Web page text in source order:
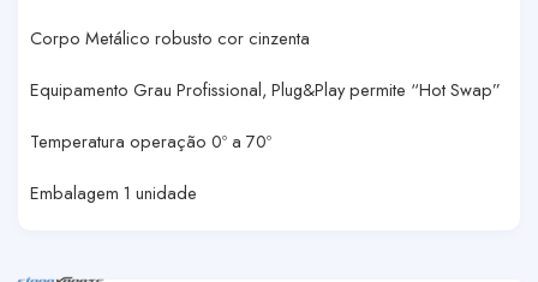
Corpo Metálico robusto cor cinzenta
Equipamento Grau Profissional, Plug&Play permite “Hot Swap”
Temperatura operação 0º a 70º
Embalagem 1 unidade